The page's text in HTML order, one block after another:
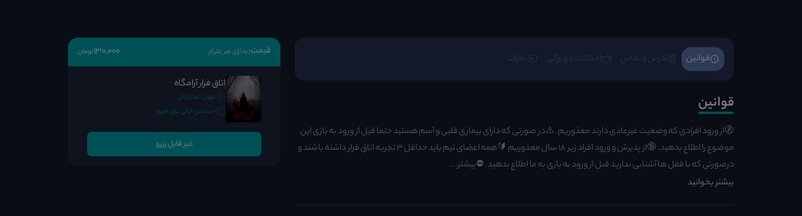
قوانین آدرس و تماس امکانات و ویژِگی نظرات
قوانین
🚷از ورود افرادی که وضعیت غیرعادی دارند معذوریم. ⚠️در صورتی که دارای بیماری قلبی و آسم هستید حتما قبل از ورود به بازی این
موضوع را اطلاع بدهید. 🔞از پذیرش و ورود افراد زیر 18 سال معذوریم 🔰همه اعضای تیم باید حداقل 3 تجربه اتاق فرار داشته باشند و
درصورتی که با قفل ها آشنایی ندارید قبل از ورود به بازی به ما اطلاع بدهید. ⛔️بیشتر...
بیشتر بخوانید
قیمت(به ازای هر نفر)از: 130٬000تومان
اتاق فرار آرامگاه
تهران، ستارخان
0 سانس خالی برای امروز
غیر قابل رزرو